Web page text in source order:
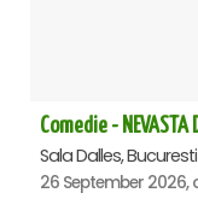
Sala Dalles, Bucuresti